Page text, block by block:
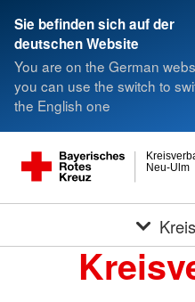
Sie befinden sich auf der
deutschen Website
You are on the German
you can use the switch to
the English one
Neu-Ulm